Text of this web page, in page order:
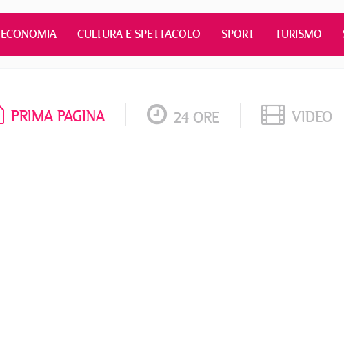
ECONOMIA CULTURA E SPETTACOLO SPORT TURISMO
PRIMA PAGINA 24 ORE VIDEO